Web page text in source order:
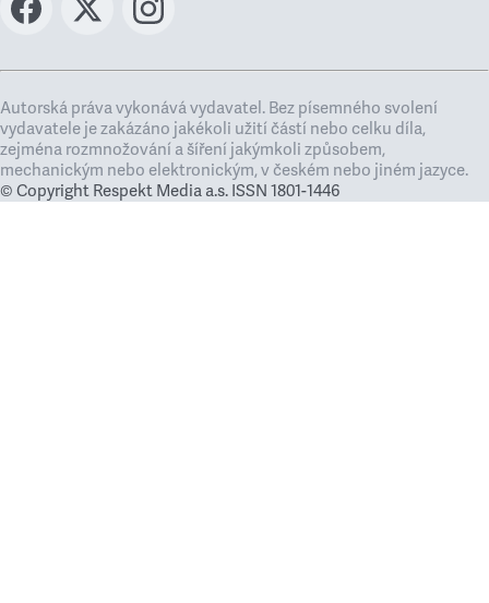
Autorská práva vykonává vydavatel. Bez písemného svolení
vydavatele je zakázáno jakékoli užití částí nebo celku díla,
zejména rozmnožování a šíření jakýmkoli způsobem,
mechanickým nebo elektronickým, v českém nebo jiném jazyce.
© Copyright Respekt Media a.s. ISSN 1801-1446